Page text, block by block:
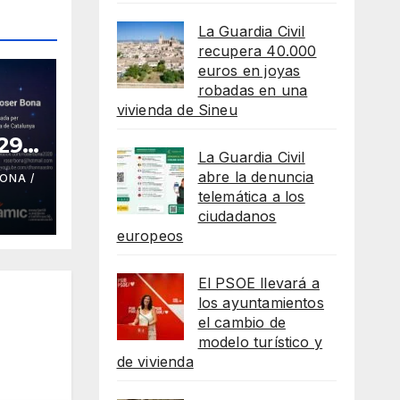
/
La Guardia Civil
recupera 40.000
euros en joyas
robadas en una
vivienda de Sineu
La Guardia Civil
abre la denuncia
telemática a los
ciudadanos
europeos
El PSOE llevará a
los ayuntamientos
el cambio de
modelo turístico y
de vivienda